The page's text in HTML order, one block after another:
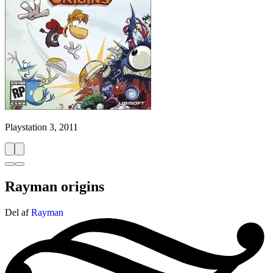
Playstation 3, 2011
Rayman origins
Del afRayman